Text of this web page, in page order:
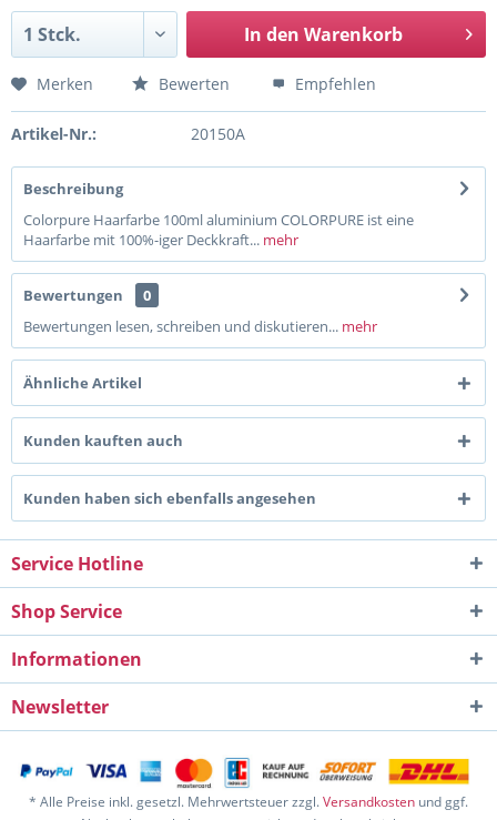
In den Warenkorb
Merken Bewerten Empfehlen
Artikel-Nr.: 20150A
Beschreibung
Colorpure Haarfarbe 100ml aluminium COLORPURE ist eine
Haarfarbe mit 100%-iger Deckkraft... mehr
Bewertungen
0
Bewertungen lesen, schreiben und diskutieren... mehr
Ähnliche Artikel
Kunden kauften auch
Kunden haben sich ebenfalls angesehen
Service Hotline
Shop Service
Informationen
Newsletter
* Alle Preise inkl. gesetzl. Mehrwertsteuer zzgl.Versandkosten und ggf.